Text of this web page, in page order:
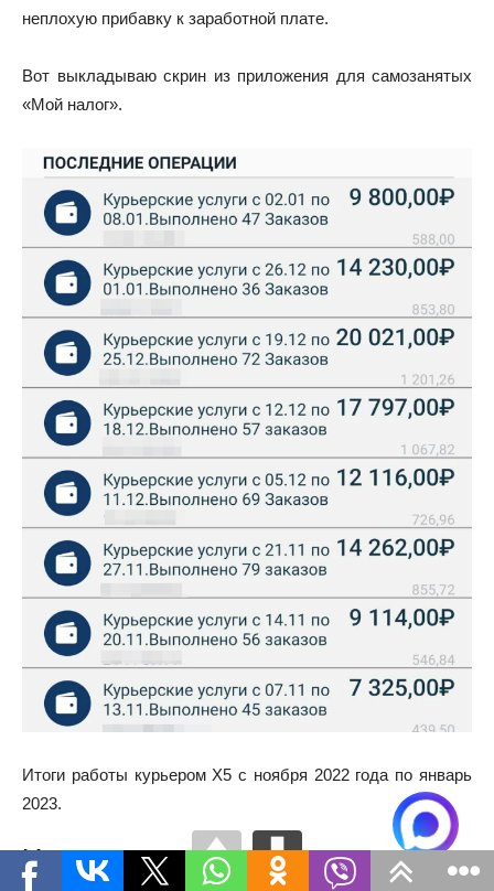
неплохую прибавку к заработной плате.
Вот выкладываю скрин из приложения для самозанятых
«Мой налог».
Итоги работы курьером Х5 с ноября 2022 года по январь
2023.
Итоги, плюсы и минусы